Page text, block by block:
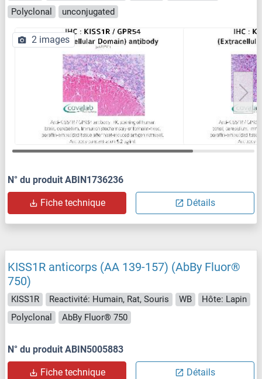
Polyclonal
unconjugated
2 images
N° du produit ABIN1736236
Fiche technique Détails
KISS1R anticorps (AA 139-157) (AbBy Fluor®
750)
KISS1R Reactivité: Humain, Rat, Souris WB
Hôte: Lapin
Polyclonal
AbBy Fluor® 750
N° du produit ABIN5005883
Fiche technique Détails